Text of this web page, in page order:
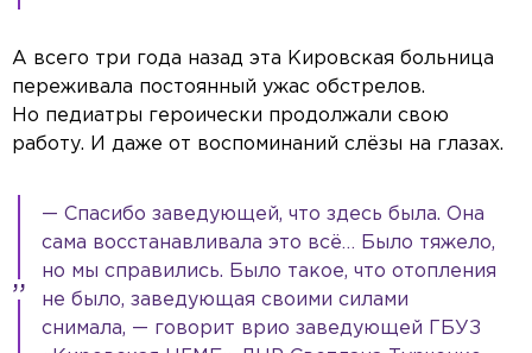
А всего три года назад эта Кировская больница
переживала постоянный ужас обстрелов.
Но педиатры героически продолжали свою
работу. И даже от воспоминаний слёзы на глазах.
— Спасибо заведующей, что здесь была. Она
сама восстанавливала это всё… Было тяжело,
но мы справились. Было такое, что отопления
не было, заведующая своими силами
снимала, — говорит врио заведующей ГБУЗ